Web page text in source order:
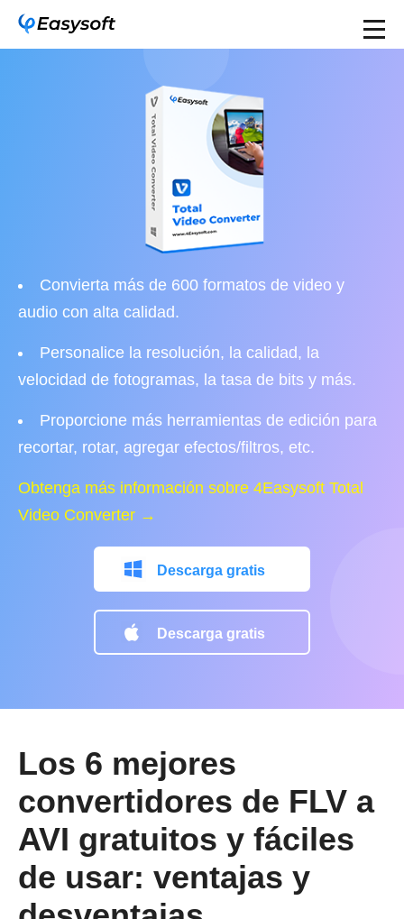
Convierta más de 600 formatos de video y
audio con alta calidad.
Personalice la resolución, la calidad, la
velocidad de fotogramas, la tasa de bits y más.
Proporcione más herramientas de edición para
recortar, rotar, agregar efectos/filtros, etc.
Obtenga más información sobre 4Easysoft Total
Video Converter →
Descarga gratis
Descarga gratis
Los 6 mejores
convertidores de FLV a
AVI gratuitos y fáciles
de usar: ventajas y